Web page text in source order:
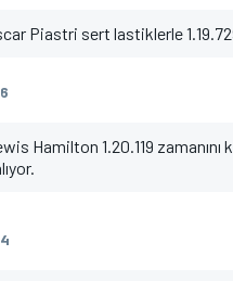
Piastri sert lastiklerle
Hamilton 1.20.119